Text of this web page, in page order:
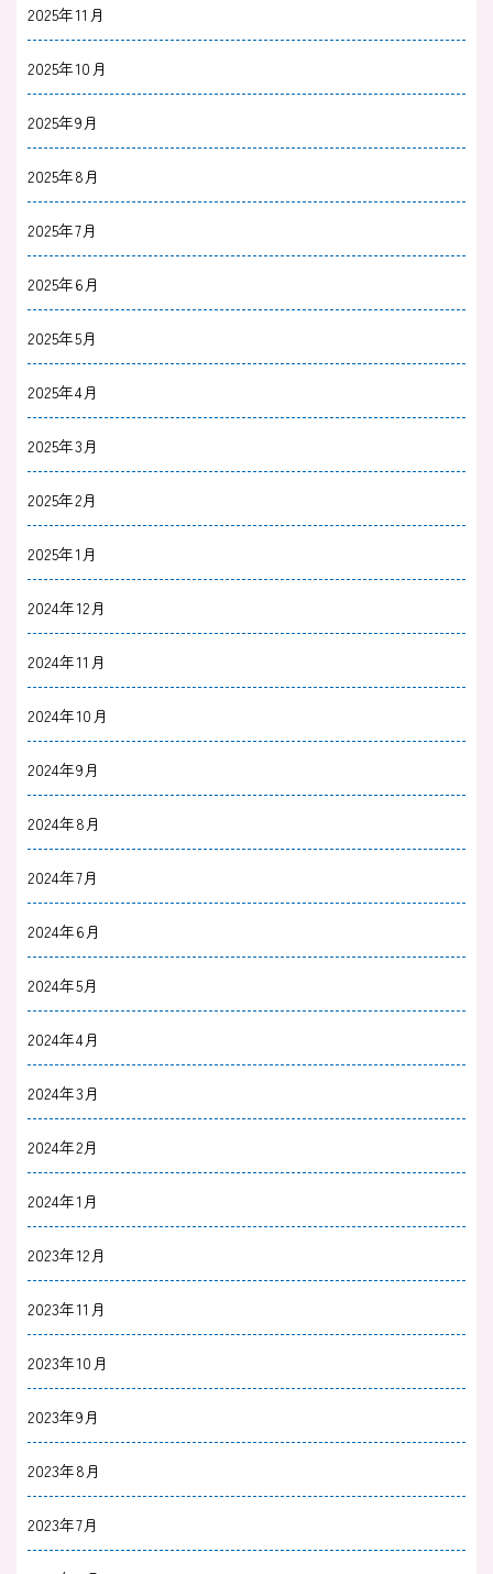
2025年11月
2025年10月
2025年9月
2025年8月
2025年7月
2025年6月
2025年5月
2025年4月
2025年3月
2025年2月
2025年1月
2024年12月
2024年11月
2024年10月
2024年9月
2024年8月
2024年7月
2024年6月
2024年5月
2024年4月
2024年3月
2024年2月
2024年1月
2023年12月
2023年11月
2023年10月
2023年9月
2023年8月
2023年7月